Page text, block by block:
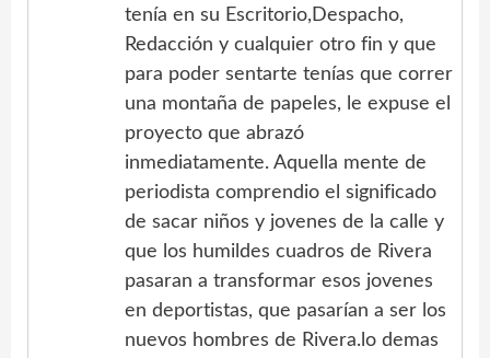
tenía en su Escritorio,Despacho,
Redacción y cualquier otro fin y que
para poder sentarte tenías que correr
una montaña de papeles, le expuse el
proyecto que abrazó
inmediatamente. Aquella mente de
periodista comprendio el significado
de sacar niños y jovenes de la calle y
que los humildes cuadros de Rivera
pasaran a transformar esos jovenes
en deportistas, que pasarían a ser los
nuevos hombres de Rivera.lo demas